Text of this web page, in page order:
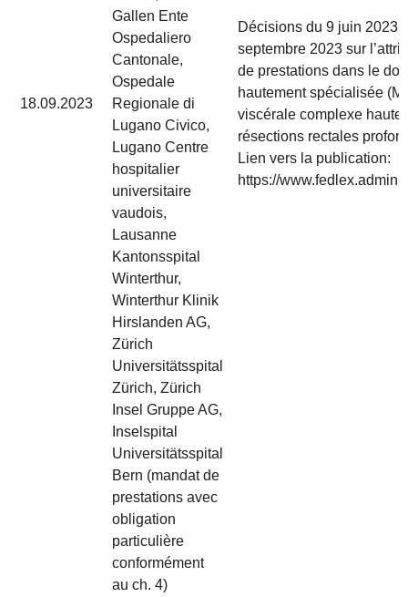
18.09.2023
Gallen Ente
Ospedaliero
Cantonale,
Ospedale
Regionale di
Lugano Civico,
Lugano Centre
hospitalier
universitaire
vaudois,
Lausanne
Kantonsspital
Winterthur,
Winterthur Klinik
Hirslanden AG,
Zürich
Universitätsspital
Zürich, Zürich
Insel Gruppe AG,
Inselspital
Universitätsspital
Bern (mandat de
prestations avec
obligation
particulière
conformément
au ch. 4)
Décisions du 9 juin 2023
septembre 2023 sur
de prestations dans le
hautement spécialisée
viscérale complexe
résections rectales
Lien vers la publication:
https://